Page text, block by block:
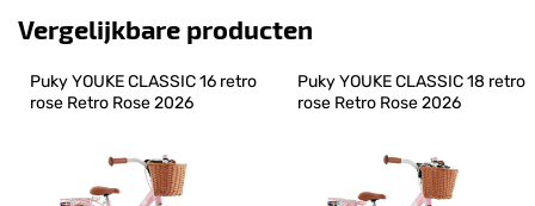
Vergelijkbare producten
Puky YOUKE CLASSIC 16 retro
rose Retro Rose 2026
Puky YOUKE CLASSIC 18 retro
rose Retro Rose 2026